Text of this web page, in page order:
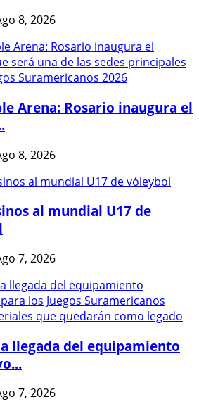
8, 2026
Arena: Rosario inaugura el
8, 2026
al mundial U17 de
7, 2026
llegada del equipamiento
7, 2026